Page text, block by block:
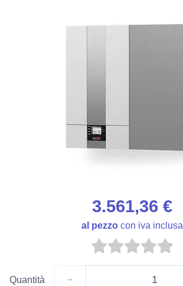
3.561,36 €
al pezzo con iva inclusa
Quantità −